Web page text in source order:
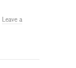
Leave a